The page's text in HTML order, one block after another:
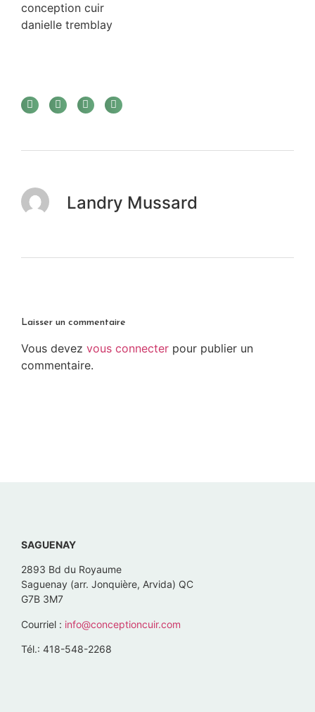
conception cuir
danielle tremblay
Landry Mussard
Laisser un commentaire
Vous devez vous connecter pour publier un
commentaire.
SAGUENAY
2893 Bd du Royaume
Saguenay (arr. Jonquière, Arvida) QC
G7B 3M7
Courriel : info@conceptioncuir.com
Tél.: 418-548-2268